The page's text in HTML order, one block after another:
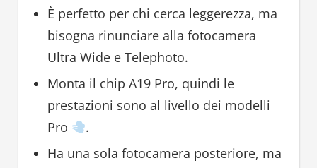
È perfetto per chi cerca leggerezza, ma
bisogna rinunciare alla fotocamera
Ultra Wide e Telephoto.
Monta il chip A19 Pro, quindi le
prestazioni sono al livello dei modelli
Pro
.
Ha una sola fotocamera posteriore, ma